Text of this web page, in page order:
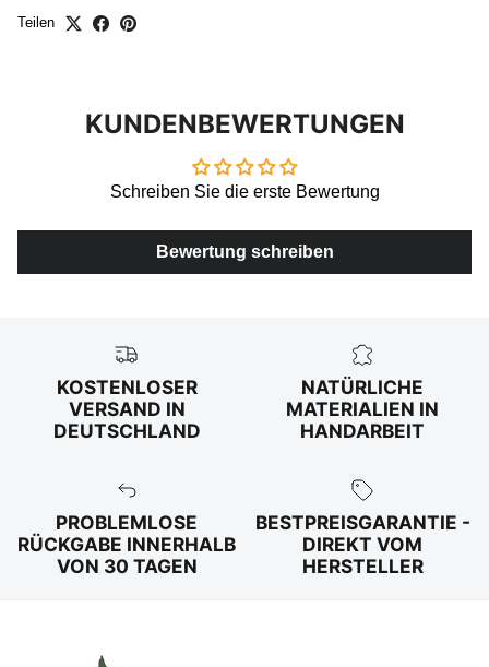
Teilen
KUNDENBEWERTUNGEN
Schreiben Sie die erste Bewertung
Bewertung schreiben
KOSTENLOSER
VERSAND IN
DEUTSCHLAND
NATÜRLICHE
MATERIALIEN IN
HANDARBEIT
PROBLEMLOSE
RÜCKGABE INNERHALB
VON 30 TAGEN
BESTPREISGARANTIE -
DIREKT VOM
HERSTELLER